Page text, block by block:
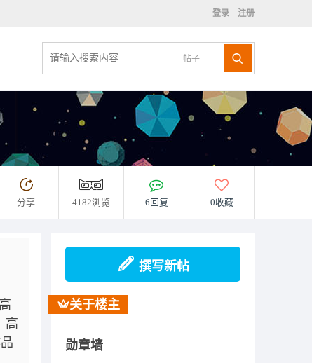
登录 注册
帖子
分享 4182浏览 6回复 0收藏
高
撰写新帖
关于楼主
勋章墙